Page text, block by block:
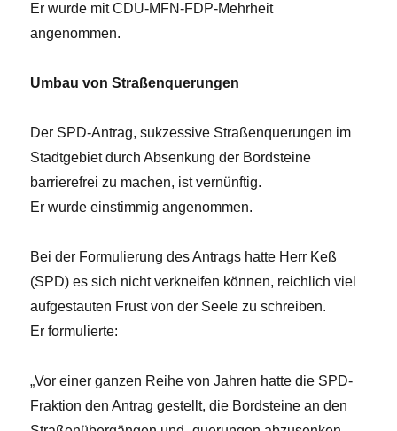
Er wurde mit CDU-MFN-FDP-Mehrheit
angenommen.
Umbau von Straßenquerungen
Der SPD-Antrag, sukzessive Straßenquerungen im
Stadtgebiet durch Absenkung der Bordsteine
barrierefrei zu machen, ist vernünftig.
Er wurde einstimmig angenommen.
Bei der Formulierung des Antrags hatte Herr Keß
(SPD) es sich nicht verkneifen können, reichlich viel
aufgestauten Frust von der Seele zu schreiben.
Er formulierte:
„Vor einer ganzen Reihe von Jahren hatte die SPD-
Fraktion den Antrag gestellt, die Bordsteine an den